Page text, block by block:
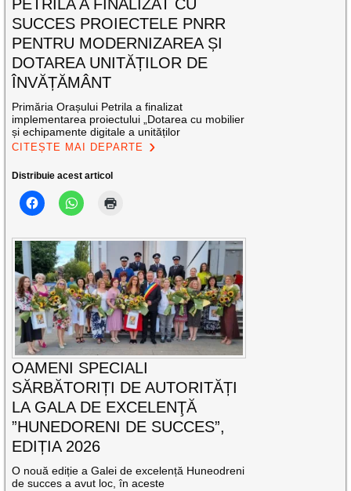
PETRILA A FINALIZAT CU
SUCCES PROIECTELE PNRR
PENTRU MODERNIZAREA ȘI
DOTAREA UNITĂȚILOR DE
ÎNVĂȚĂMÂNT
Primăria Orașului Petrila a finalizat
implementarea proiectului „Dotarea cu mobilier
și echipamente digitale a unităților
CITEȘTE MAI DEPARTE
Distribuie acest articol
OAMENI SPECIALI
SĂRBĂTORIȚI DE AUTORITĂȚI
LA GALA DE EXCELENŢĂ
”HUNEDORENI DE SUCCES”,
EDIȚIA 2026
O nouă ediție a Galei de excelență Huneodreni
de succes a avut loc, în aceste